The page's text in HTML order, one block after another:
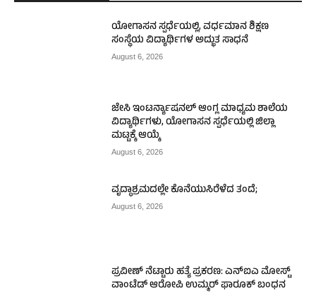
ಯೋಗಾಸನ ಸ್ಪರ್ಧೆಯಲ್ಲಿ, ವರ್ಧಮಾನ ಶಿಕ್ಷಣ
ಸಂಸ್ಥೆಯ ವಿದ್ಯಾರ್ಥಿಗಳ ಅದ್ಭುತ ಸಾಧನೆ
August 6, 2026
ಜೇಸಿ ಇಂಟರ್ನ್ಯಾಷನಲ್ ಆಂಗ್ಲ ಮಾಧ್ಯಮ ಶಾಲೆಯ
ವಿದ್ಯಾರ್ಥಿಗಳು, ಯೋಗಾಸನ ಸ್ಪರ್ಧೆಯಲ್ಲಿ ಜಿಲ್ಲಾ
ಮಟ್ಟಕ್ಕೆ ಆಯ್ಕೆ
August 6, 2026
ವೃದ್ಧಾಶ್ರಮದಲ್ಲೇ ಕೊನೆಯುಸಿರೆಳೆದ ತಂದೆ;
August 6, 2026
ಪ್ರವೀಣ್ ನೆಟ್ಟಾರು ಹತ್ಯೆ ಪ್ರಕರಣ: ಎನ್‌ಐಎ ಮೋಸ್ಟ್‌
ವಾಂಟೆಡ್‌ ಆರೋಪಿ ಉಮ್ಮರ್ ಫಾರೂಕ್ ಬಂಧನ